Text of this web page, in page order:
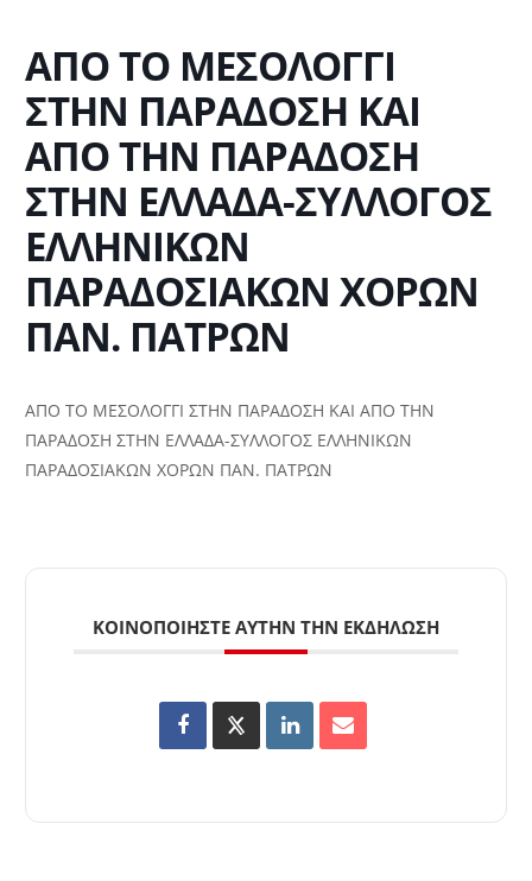
ΑΠΟ ΤΟ ΜΕΣΟΛΟΓΓΙ
ΣΤΗΝ ΠΑΡΑΔΟΣΗ ΚΑΙ
ΑΠΟ ΤΗΝ ΠΑΡΑΔΟΣΗ
ΣΤΗΝ ΕΛΛΑΔΑ-ΣΥΛΛΟΓΟΣ
ΕΛΛΗΝΙΚΩΝ
ΠΑΡΑΔΟΣΙΑΚΩΝ ΧΟΡΩΝ
ΠΑΝ. ΠΑΤΡΩΝ
ΑΠΟ ΤΟ ΜΕΣΟΛΟΓΓΙ ΣΤΗΝ ΠΑΡΑΔΟΣΗ ΚΑΙ ΑΠΟ ΤΗΝ
ΠΑΡΑΔΟΣΗ ΣΤΗΝ ΕΛΛΑΔΑ-ΣΥΛΛΟΓΟΣ ΕΛΛΗΝΙΚΩΝ
ΠΑΡΑΔΟΣΙΑΚΩΝ ΧΟΡΩΝ ΠΑΝ. ΠΑΤΡΩΝ
ΚΟΙΝΟΠΟΙΉΣΤΕ ΑΥΤΉΝ ΤΗΝ ΕΚΔΉΛΩΣΗ